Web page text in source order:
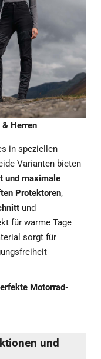
Herren
in speziellen
Varianten bieten
und maximale
Protektoren,
und
für warme Tage
sorgt für
Motorrad-
und